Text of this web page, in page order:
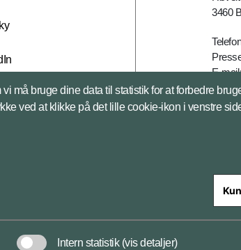
3460
E-
må bruge dine data til statistik for at forbedre
ved at klikke på det lille cookie-ikon i venstre
Intern statistik (vis detaljer)